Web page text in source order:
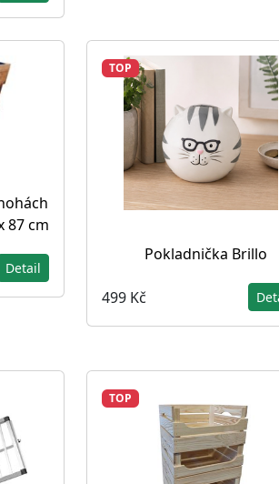
87 cm
Detail
TOP
Pokladnička Brillo
499 Kč
TOP